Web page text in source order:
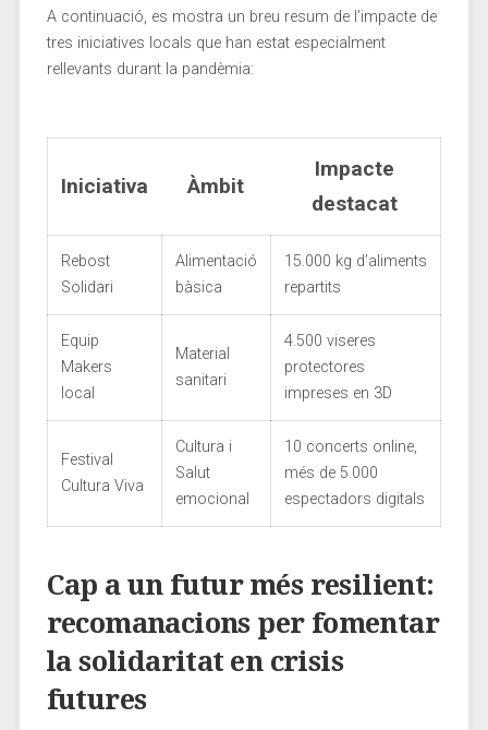
A continuació, ⁣es​ mostra un breu resum de l’impacte de
tres iniciatives locals que han estat ‌especialment
rellevants ⁢durant la pandèmia:
Iniciativa Àmbit
Impacte
destacat
Rebost
Solidari
Alimentació
bàsica
15.000 kg d’aliments
repartits
Equip ​
Makers
local
Material‍
sanitari
4.500 ‌viseres
protectores
impreses en 3D
Festival
Cultura Viva
Cultura ‌i
⁢Salut
emocional
10 concerts⁢ online,
‌més‍ de 5.000
espectadors digitals
Cap a un futur ⁣més resilient:
recomanacions‌ per‌ fomentar
⁤la solidaritat⁢ en crisis
futures